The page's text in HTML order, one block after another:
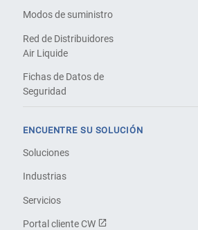
Modos de suministro
Red de Distribuidores
Air Liquide
Fichas de Datos de
Seguridad
ENCUENTRE SU SOLUCIÓN
Soluciones
Industrias
Servicios
Portal cliente CW